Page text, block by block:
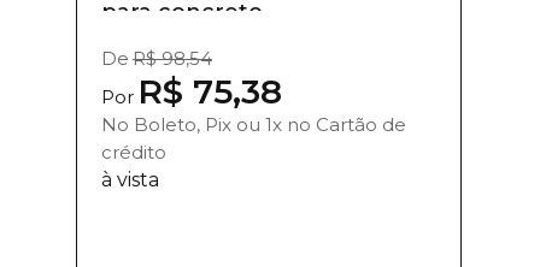
para concreto...
De R$ 98,54
Por R$ 75,38
No Boleto, Pix ou 1x no Cartão de
crédito
à vista